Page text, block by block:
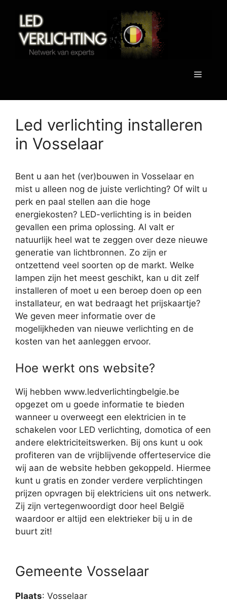
inhoud
Menu
Led verlichting installeren
in Vosselaar
Bent u aan het (ver)bouwen in Vosselaar en
mist u alleen nog de juiste verlichting? Of wilt u
perk en paal stellen aan die hoge
energiekosten? LED-verlichting is in beiden
gevallen een prima oplossing. Al valt er
natuurlijk heel wat te zeggen over deze nieuwe
generatie van lichtbronnen. Zo zijn er
ontzettend veel soorten op de markt. Welke
lampen zijn het meest geschikt, kan u dit zelf
installeren of moet u een beroep doen op een
installateur, en wat bedraagt het prijskaartje?
We geven meer informatie over de
mogelijkheden van nieuwe verlichting en de
kosten van het aanleggen ervoor.
Hoe werkt ons website?
Wij hebben www.ledverlichtingbelgie.be
opgezet om u goede informatie te bieden
wanneer u overweegt een elektricien in te
schakelen voor LED verlichting, domotica of een
andere elektriciteitswerken. Bij ons kunt u ook
profiteren van de vrijblijvende offerteservice die
wij aan de website hebben gekoppeld. Hiermee
kunt u gratis en zonder verdere verplichtingen
prijzen opvragen bij elektriciens uit ons netwerk.
Zij zijn vertegenwoordigt door heel België
waardoor er altijd een elektrieker bij u in de
buurt zit!
Gemeente Vosselaar
Plaats: Vosselaar